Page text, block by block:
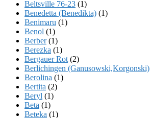
Beltsville 76-23 (1)
Benedetta (Benedikta) (1)
Benimaru (1)
Benol (1)
Berber(1)
Berezka (1)
Bergauer Rot (2)
Berlichingen (Ganusowski,Korgonski)
Berolina (1)
Bertita (2)
Beryl (1)
Beta (1)
Beteka (1)